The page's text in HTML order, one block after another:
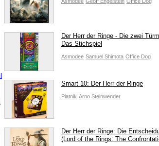
Der Herr der Ringe - Die zwei
Das Stichspiel
Asmodee Samuel Shimota Office Dog
Smart 10: Der Herr der Ringe
Piatnik Arno Steinwender
Der Herr der Ringe: Die
(Lord of the Rings: The